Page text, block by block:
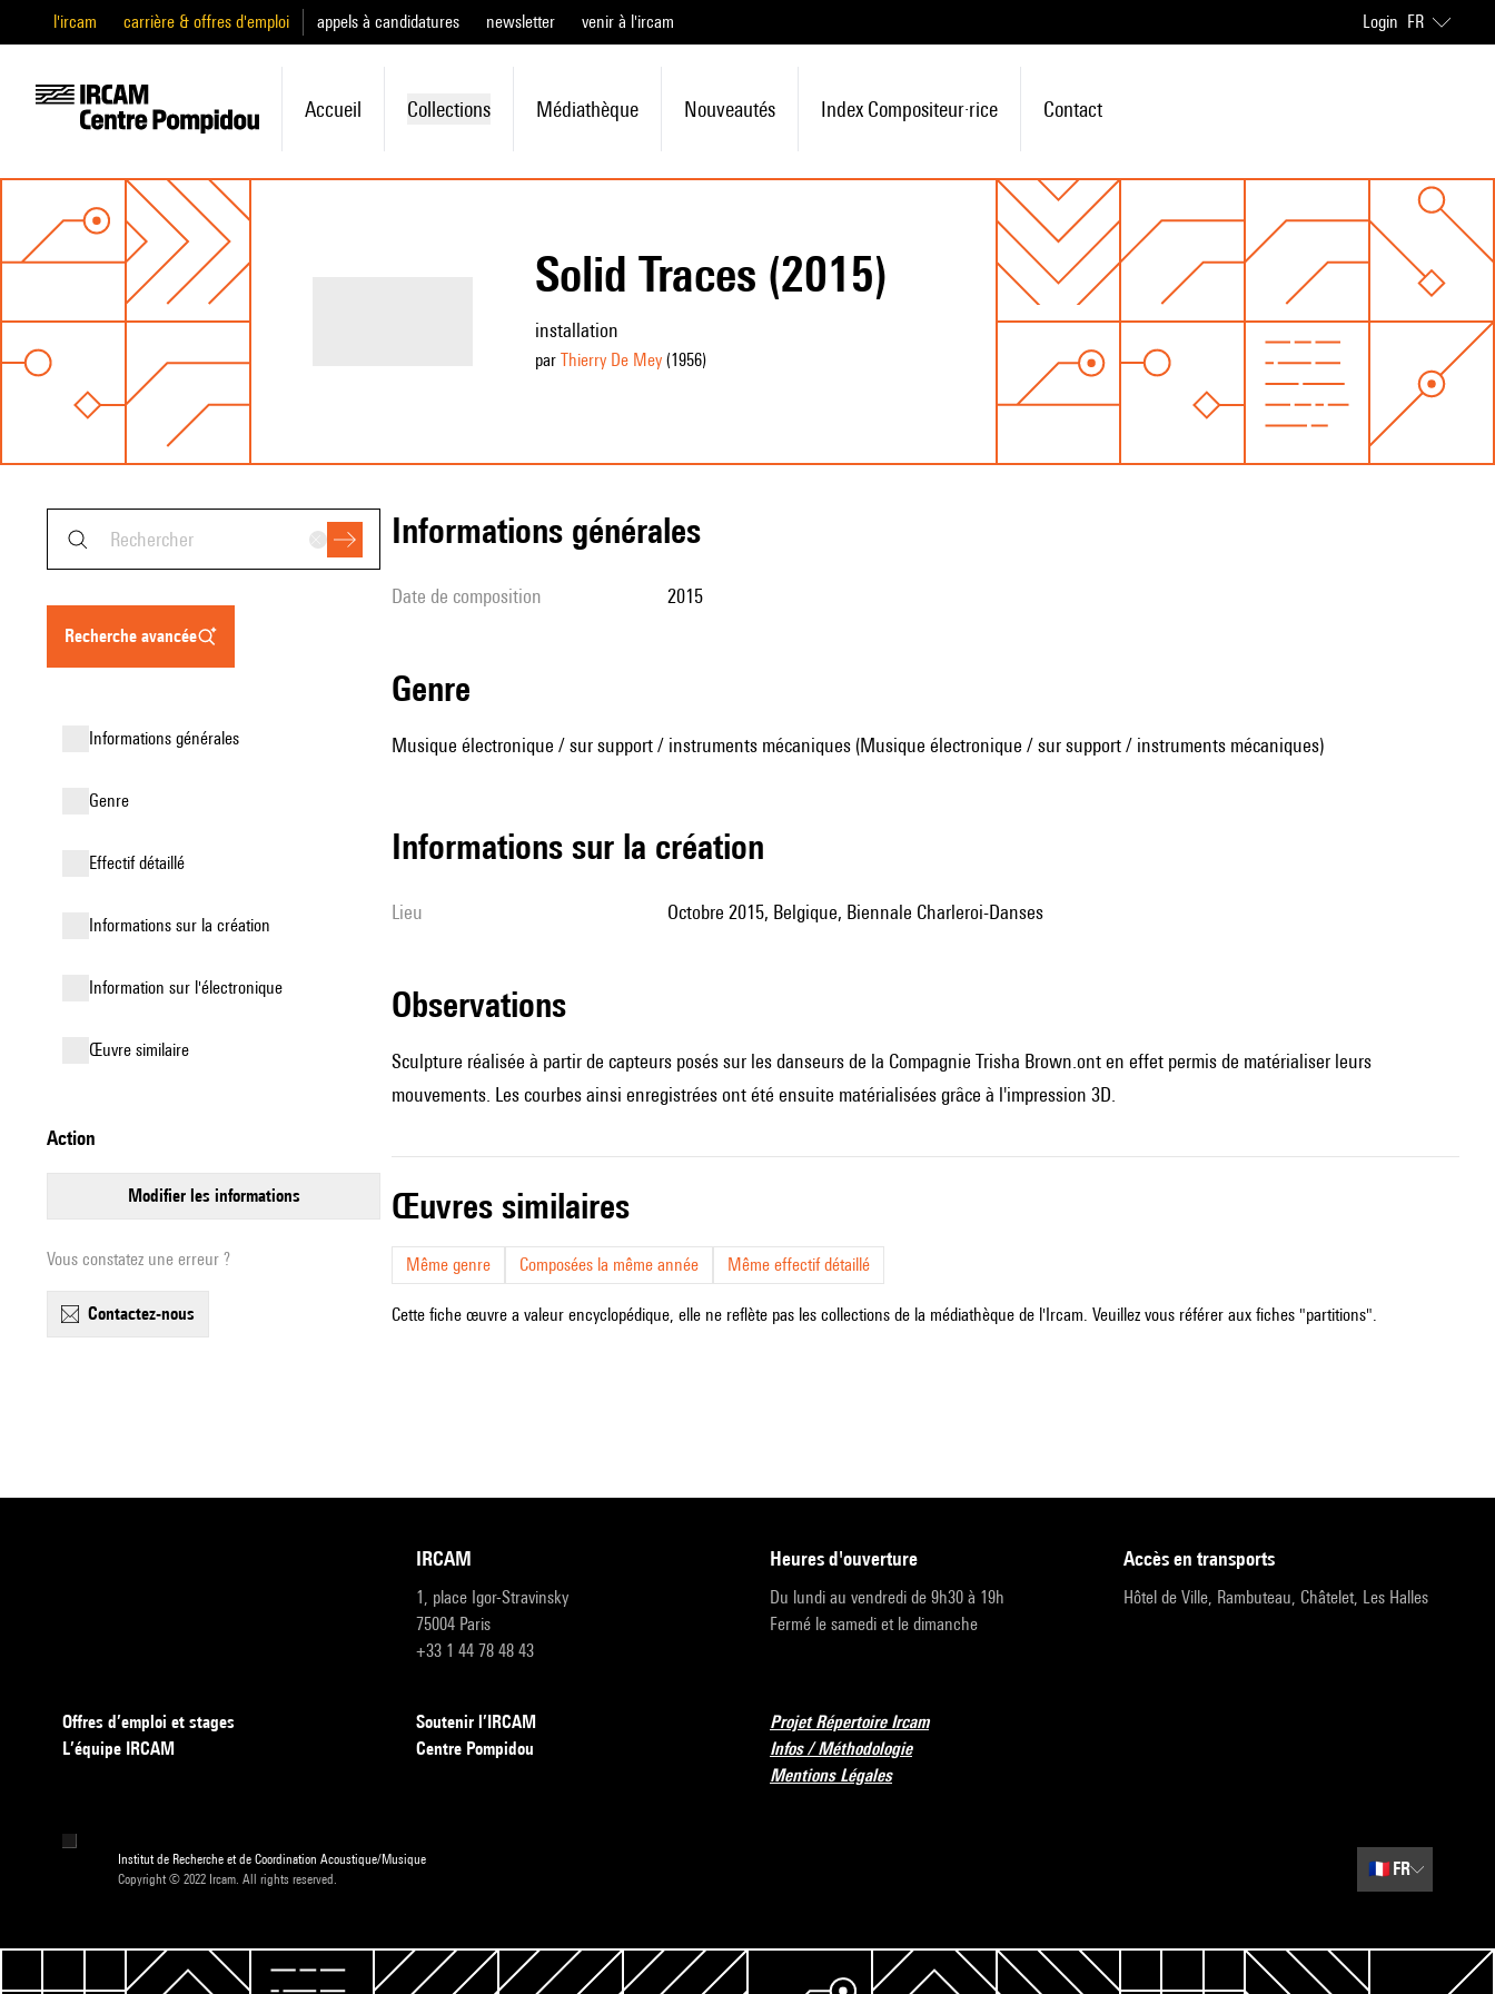
l'ircam carrière & offres d'emploi appels à candidatures newsletter venir à l'ircam Login FR
Accueil Collections Médiathèque Nouveautés Index Compositeur·rice Contact
Solid Traces (2015)
installation
par Thierry De Mey(1956)
recherche avancée
informations générales
genre
effectif détaillé
informations sur la création
Information sur l'électronique
œuvre similaire
action
modifier les informations
Vous constatez une erreur ?
contactez-nous
informations générales
date de composition 2015
genre
Musique électronique / sur support / instruments mécaniques (Musique électronique / sur support / instruments mécaniques)
informations sur la création
lieu Octobre 2015, Belgique, Biennale Charleroi-Danses
observations
Sculpture réalisée à partir de capteurs posés sur les danseurs de la Compagnie Trisha Brown.ont en effet permis de matérialiser leurs
mouvements. Les courbes ainsi enregistrées ont été ensuite matérialisées grâce à l'impression 3D.
œuvres similaires
Même genre Composées la même année Même effectif détaillé
Cette fiche œuvre a valeur encyclopédique, elle ne reflète pas les collections de la médiathèque de l'Ircam. Veuillez vous référer aux fiches "partitions".
IRCAM
1, place Igor-Stravinsky
75004 Paris
+33 1 44 78 48 43
heures d'ouverture
Du lundi au vendredi de 9h30 à 19h
Fermé le samedi et le dimanche
accès en transports
Hôtel de Ville, Rambuteau, Châtelet, Les Halles
Offres d’emploi et stages
L’équipe IRCAM
Soutenir l’IRCAM
Centre Pompidou
Projet Répertoire Ircam
Infos / Méthodologie
Mentions Légales
Institut de Recherche et de Coordination Acoustique/Musique
Copyright © 2022 Ircam. All rights reserved.
🇫🇷 FR